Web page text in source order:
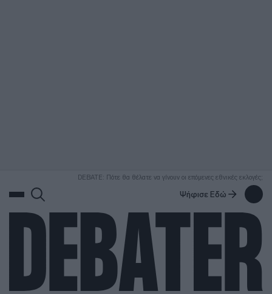
DEBATE: Πότε θα θέλατε να γίνουν οι επόμενες εθνικές εκλογές;
Ψήφισε Εδώ